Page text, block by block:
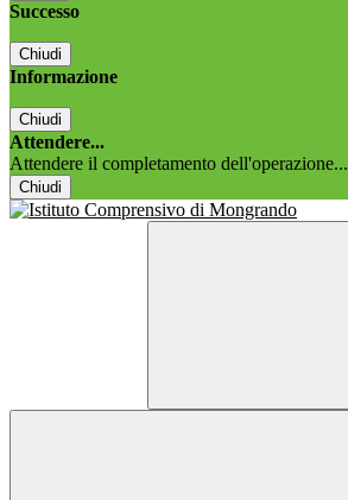
Successo
Chiudi
Informazione
Chiudi
Attendere...
Attendere il completamento dell'operazione...
Chiudi